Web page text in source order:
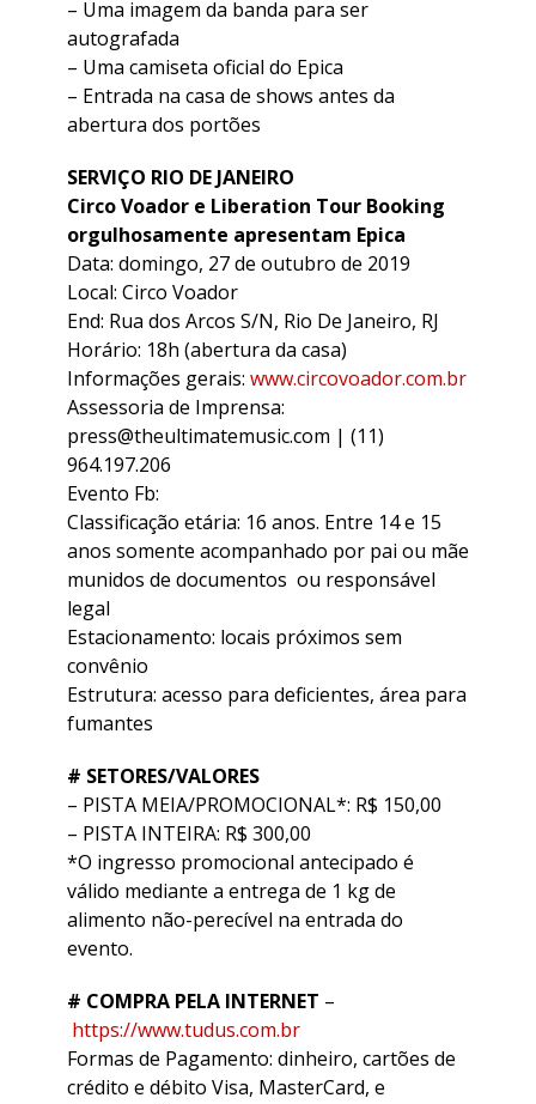
– Uma imagem da banda para ser
autografada
– Uma camiseta oficial do Epica
– Entrada na casa de shows antes da
abertura dos portões
SERVIÇO RIO DE JANEIRO
Circo Voador e Liberation Tour Booking
orgulhosamente apresentam Epica
Data: domingo, 27 de outubro de 2019
Local: Circo Voador
End: Rua dos Arcos S/N, Rio De Janeiro, RJ
Horário: 18h (abertura da casa)
Informações gerais: www.circovoador.com.br
Assessoria de Imprensa:
press@theultimatemusic.com | (11)
964.197.206
Evento Fb:
Classificação etária: 16 anos. Entre 14 e 15
anos somente acompanhado por pai ou mãe
munidos de documentos ou responsável
legal
Estacionamento: locais próximos sem
convênio
Estrutura: acesso para deficientes, área para
fumantes
# SETORES/VALORES
– PISTA MEIA/PROMOCIONAL*: R$ 150,00
– PISTA INTEIRA: R$ 300,00
*O ingresso promocional antecipado é
válido mediante a entrega de 1 kg de
alimento não-perecível na entrada do
evento.
# COMPRA PELA INTERNET –
https://www.tudus.com.br
Formas de Pagamento: dinheiro, cartões de
crédito e débito Visa, MasterCard, e